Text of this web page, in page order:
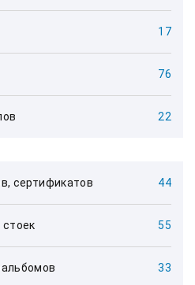
17
76
22
сертификатов 44
стоек 55
33